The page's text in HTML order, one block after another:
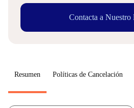
Contacta a Nuestro
Resumen Políticas de Cancelación